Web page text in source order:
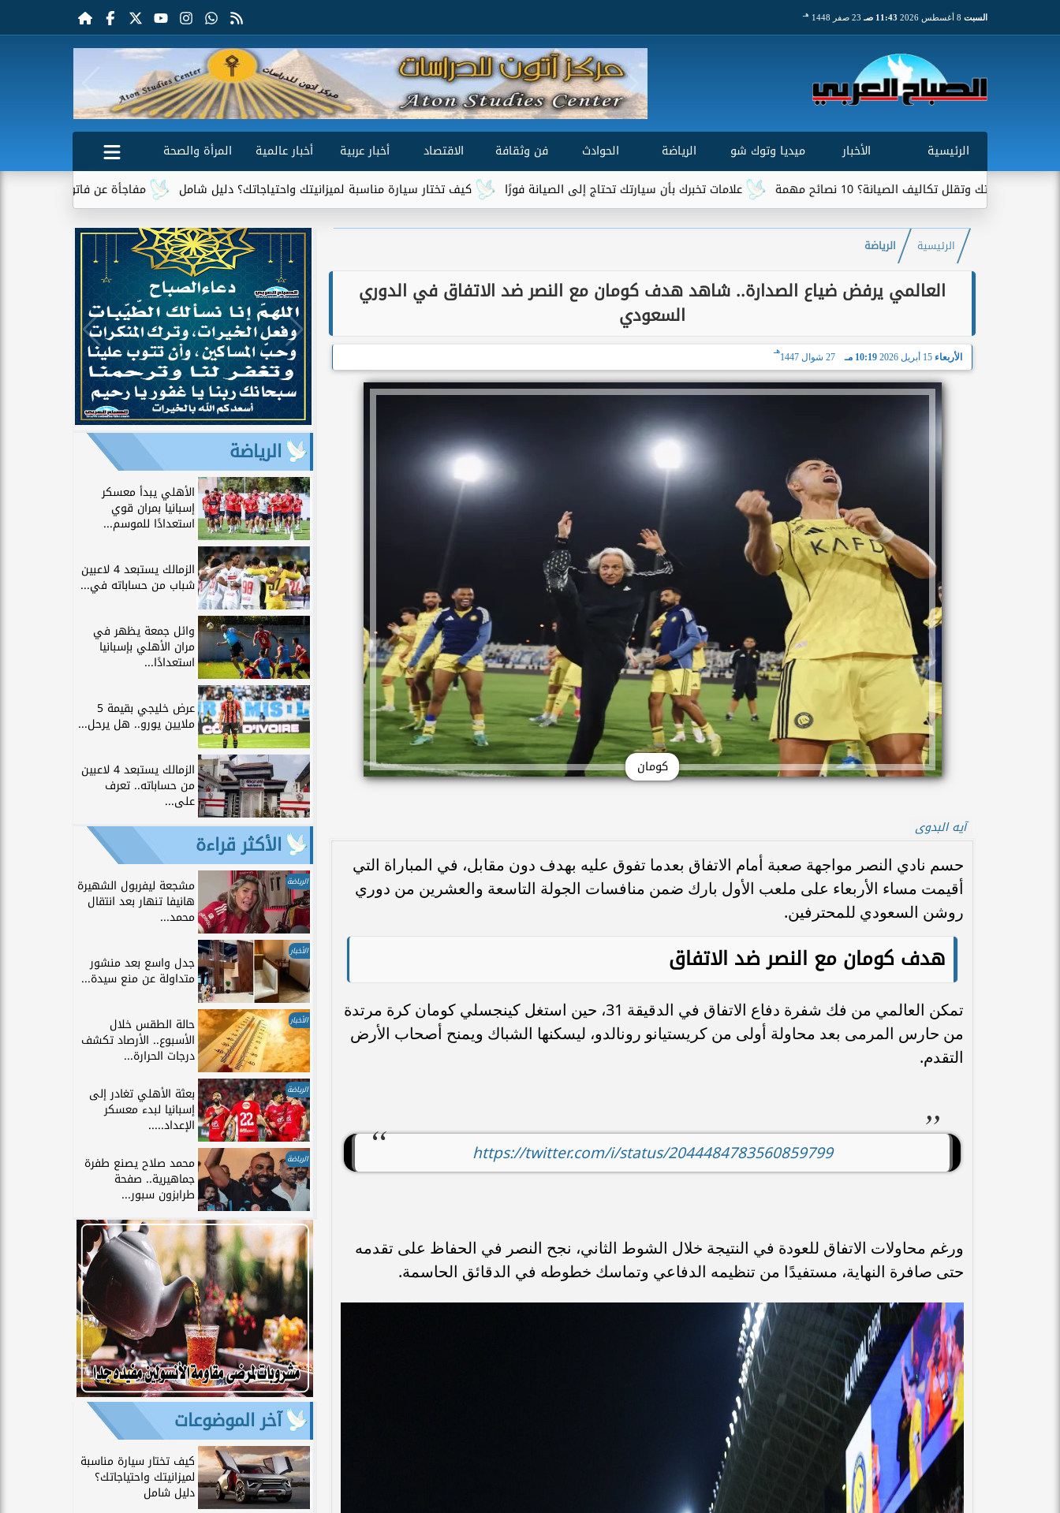
السبت 11:43 صـ 23 صفر 1448 هـ
الرئيسية الأخبار ميديا وتوك شو الرياضة الحوادث فن وثقافة الاقتصاد أخبار عربية أخبار عالمية
المرأة والصحة
مفاجأة عن فاتورة الكهرباء.. جهاز واحد يتصدر
كيف تختار سيارة مناسبة لميزانيتك واحتياجاتك؟ دليل شامل علامات تخبرك بأن سيارتك تحتاج إلى الصيانة فورًا 10 نصائح مهمة
الرئيسية الرياضة
العالمي يرفض ضياع الصدارة.. شاهد هدف كومان مع النصر ضد الاتفاق في الدوري
السعودي
الأربعاء 15 أبريل 2026 10:19 مـ 27 شوال 1447
هـ
كومان
آيه البدوى
حسم نادي النصر مواجهة صعبة أمام الاتفاق بعدما تفوق عليه بهدف دون مقابل، في المباراة التي
أقيمت مساء الأربعاء على ملعب الأول بارك ضمن منافسات الجولة التاسعة والعشرين من دوري
روشن السعودي للمحترفين.
هدف كومان مع النصر ضد الاتفاق
تمكن العالمي من فك شفرة دفاع الاتفاق في الدقيقة 31، حين استغل كينجسلي كومان كرة مرتدة
من حارس المرمى بعد محاولة أولى من كريستيانو رونالدو، ليسكنها الشباك ويمنح أصحاب الأرض
التقدم.
https://twitter.com/i/status/2044484783560859799
ورغم محاولات الاتفاق للعودة في النتيجة خلال الشوط الثاني، نجح النصر في الحفاظ على تقدمه
حتى صافرة النهاية، مستفيدًا من تنظيمه الدفاعي وتماسك خطوطه في الدقائق الحاسمة.
الرياضة
الأهلي يبدأ معسكر
إسبانيا بمران قوي
استعدادًا للموسم...
الزمالك يستبعد 4 لاعبين
شباب من حساباته في...
وائل جمعة يظهر في
مران الأهلي بإسبانيا
استعدادًا...
عرض خليجي بقيمة 5
ملايين يورو.. هل يرحل...
الزمالك يستبعد 4 لاعبين
من حساباته.. تعرف
على...
الأكثر قراءة
الرياضة مشجعة ليفربول الشهيرة
هانيفا تنهار بعد انتقال
محمد...
الأخبار
جدل واسع بعد منشور
متداولة عن منع سيدة...
الأخبار حالة الطقس خلال
الأسبوع.. الأرصاد تكشف
درجات الحرارة...
الرياضة بعثة الأهلي تغادر إلى
إسبانيا لبدء معسكر
الإعداد.....
الرياضة محمد صلاح يصنع طفرة
جماهيرية.. صفحة
طرابزون سبور...
آخر الموضوعات
كيف تختار سيارة مناسبة
لميزانيتك واحتياجاتك؟
دليل شامل